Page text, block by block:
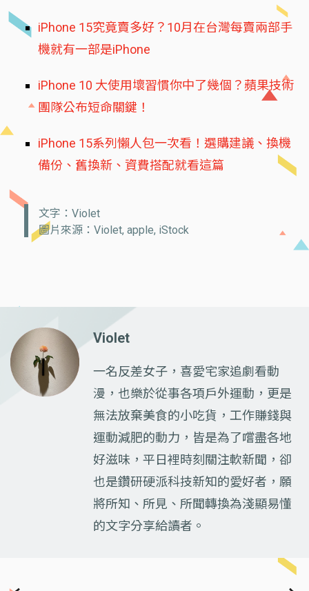
iPhone 15究竟賣多好？10月在台灣每賣兩部手
機就有一部是iPhone
iPhone 10 大使用壞習慣你中了幾個？蘋果技術
團隊公布短命關鍵！
iPhone 15系列懶人包一次看！選購建議、換機
備份、舊換新、資費搭配就看這篇
文字：Violet
圖片來源：Violet, apple, iStock
Violet
一名反差女子，喜愛宅家追劇看動
漫，也樂於從事各項戶外運動，更是
無法放棄美食的小吃貨，工作賺錢與
運動減肥的動力，皆是為了嚐盡各地
好滋味，平日裡時刻關注軟新聞，卻
也是鑽研硬派科技新知的愛好者，願
將所知、所見、所聞轉換為淺顯易懂
的文字分享給讀者。